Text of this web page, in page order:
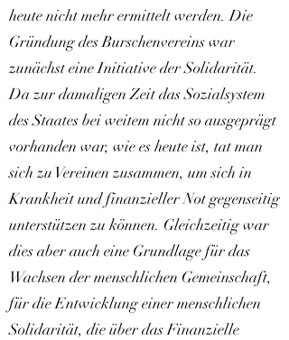
heute nicht mehr ermittelt werden. Die
Gründung des Burschenvereins war
zunächst eine Initiative der Solidarität.
Da zur damaligen Zeit das Sozialsystem
des Staates bei weitem nicht so ausgeprägt
vorhanden war, wie es heute ist, tat man
sich zu Vereinen zusammen, um sich in
Krankheit und finanzieller Not gegenseitig
unterstützen zu können. Gleichzeitig war
dies aber auch eine Grundlage für das
Wachsen der menschlichen Gemeinschaft,
für die Entwicklung einer menschlichen
Solidarität, die über das Finanzielle